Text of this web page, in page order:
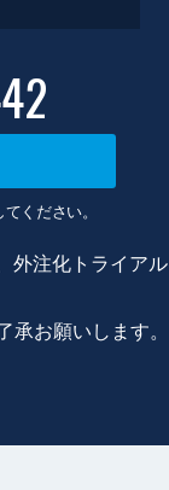
ください。
外注化トライアル
承お願いします。